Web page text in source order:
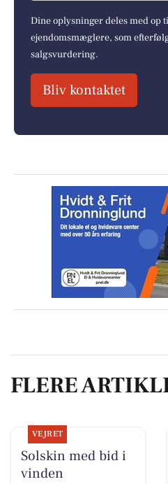
Dine oplysninger deles med op
ejendomsmæglere, som
salgsvurdering.
Bliv kontaktet
FLERE
VEJRET
Solskin med bid i
vinden